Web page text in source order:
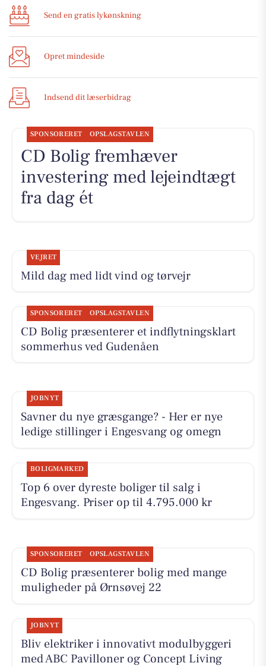
Send en gratis lykønskning
Opret mindeside
Indsend dit læserbidrag
SPONSORERET OPSLAGSTAVLEN
CD Bolig fremhæver
investering med lejeindtægt
fra dag ét
VEJRET
Mild dag med lidt vind og tørvejr
SPONSORERET OPSLAGSTAVLEN
CD Bolig præsenterer et indflytningsklart
sommerhus ved Gudenåen
JOBNYT
Savner du nye græsgange? - Her er nye
ledige stillinger i Engesvang og omegn
BOLIGMARKED
Top 6 over dyreste boliger til salg i
Engesvang. Priser op til 4.795.000 kr
SPONSORERET OPSLAGSTAVLEN
CD Bolig præsenterer bolig med mange
muligheder på Ørnsøvej 22
JOBNYT
Bliv elektriker i innovativt modulbyggeri
med ABC Pavilloner og Concept Living